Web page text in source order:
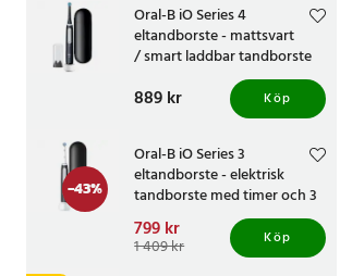
Oral-B iO Series 4
eltandborste - mattsvart
/ smart laddbar tandborste
med tryckkontroll och
resefodral
Pris: 889 kr
889 kr Köp
-43%
Oral-B iO Series 3
eltandborste - elektrisk
tandborste med timer och 3
borstlägen
Nuvarande pris:
799 krTidigare pris :1 409 kr
799 kr
1 409 kr Köp